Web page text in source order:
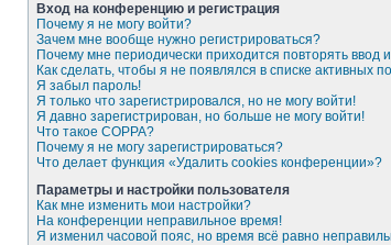
Вход на конференцию и регистрация
Почему я не могу войти?
Зачем мне вообще нужно регистрироваться?
Почему мне периодически приходится повторять ввод
Как сделать, чтобы я не появлялся в списке активных
Я забыл пароль!
Я только что зарегистрировался, но не могу войти!
Я давно зарегистрирован, но больше не могу войти!
Что такое COPPA?
Почему я не могу зарегистрироваться?
Что делает функция «Удалить cookies конференции»?
Параметры и настройки пользователя
Как мне изменить мои настройки?
На конференции неправильное время!
Я изменил часовой пояс, но время всё равно